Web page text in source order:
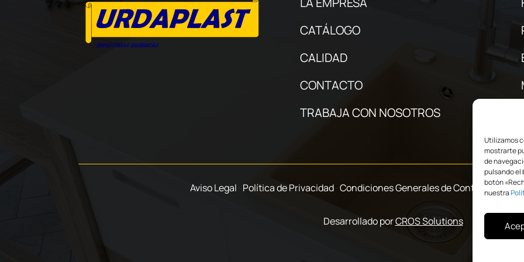
Utilizamos
mostrarte
de
pulsando el
botón
nuestra
CATÁLOGO
CALIDAD
CONTACTO
TRABAJA CON NOSOTROS
Aviso Legal Política de Privacidad· Condiciones Generales de Contratación·
Desarrollado porCROS Solutions